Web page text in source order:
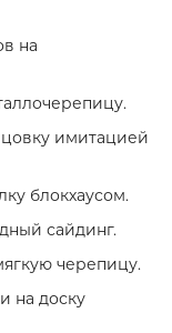
на
имитацией
блокхаусом.
сайдинг.
черепицу.
на доску